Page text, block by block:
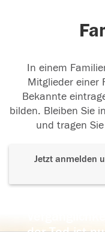
In einem
Mitglieder einer
Bekannte
bilden. Bleiben Sie
und tragen
Jetzt anmelden